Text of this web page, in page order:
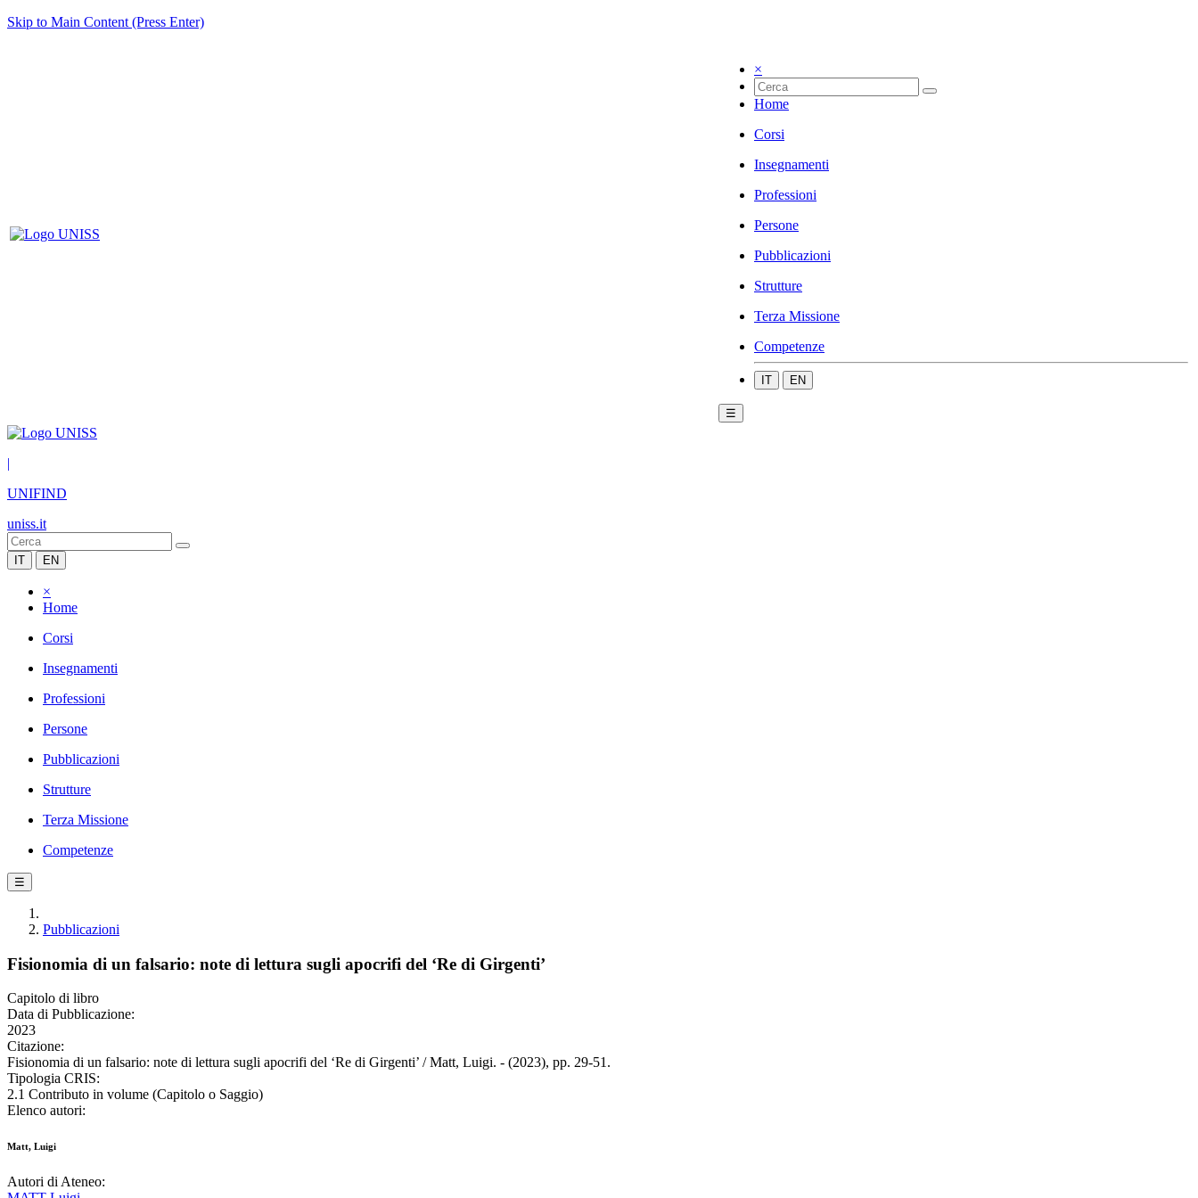
Skip to Main Content (Press Enter)
×
Home
Corsi
Insegnamenti
Professioni
Persone
Pubblicazioni
Strutture
Terza Missione
Competenze
IT EN
☰
|
UNIFIND
uniss.it
IT EN
×
Home
Corsi
Insegnamenti
Professioni
Persone
Pubblicazioni
Strutture
Terza Missione
Competenze
☰
Pubblicazioni
Fisionomia di un falsario: note di lettura sugli apocrifi del ‘Re di Girgenti’
Capitolo di libro
Data di Pubblicazione:
2023
Citazione:
Fisionomia di un falsario: note di lettura sugli apocrifi del ‘Re di Girgenti’ / Matt, Luigi. - (2023), pp. 29-51.
Tipologia CRIS:
2.1 Contributo in volume (Capitolo o Saggio)
Elenco autori:
Matt, Luigi
Autori di Ateneo: